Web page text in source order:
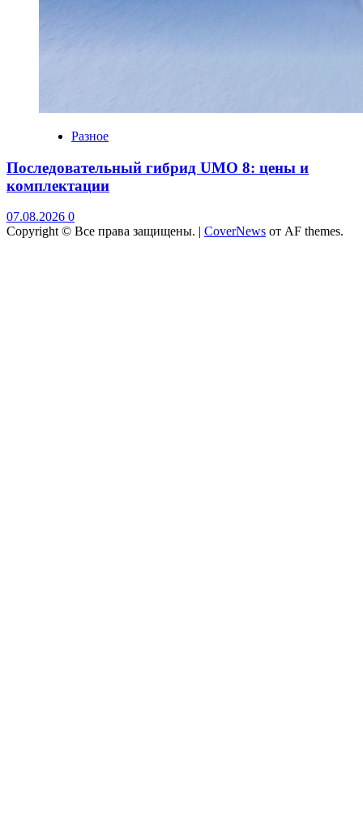
Разное
Последовательный гибрид UMO 8: цены и
комплектации
07.08.2026 0
Copyright © Все права защищены. | CoverNews от AF themes.